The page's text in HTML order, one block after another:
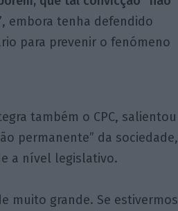
, embora tenha defendido
para prevenir o fenómeno
também o CPC, salientou
permanente” da sociedade,
a nível legislativo.
muito grande. Se estivermos